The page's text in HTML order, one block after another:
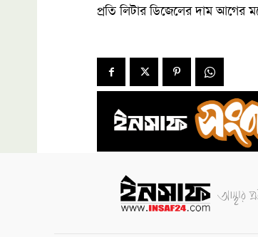
প্রতি লিটার ডিজেলের দাম আগের